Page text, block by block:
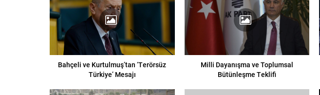
Bahçeli ve Kurtulmuş’tan ‘Terörsüz
Türkiye’ Mesajı
Milli Dayanışma ve Toplumsal
Bütünleşme Teklifi